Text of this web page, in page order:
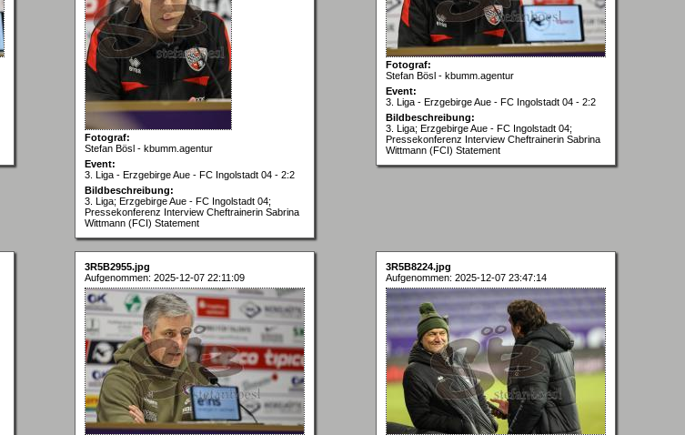
Fotograf:
Stefan Bösl - kbumm.agentur
Event:
3. Liga - Erzgebirge Aue - FC Ingolstadt 04 - 2:2
Bildbeschreibung:
3. Liga; Erzgebirge Aue - FC Ingolstadt 04;
Pressekonferenz Interview Cheftrainerin Sabrina
Wittmann (FCI) Statement
Fotograf:
Stefan Bösl - kbumm.agentur
Event:
3. Liga - Erzgebirge Aue - FC Ingolstadt 04 - 2:2
Bildbeschreibung:
3. Liga; Erzgebirge Aue - FC Ingolstadt 04;
Pressekonferenz Interview Cheftrainerin Sabrina
Wittmann (FCI) Statement
3R5B2955.jpg
Aufgenommen: 2025-12-07 22:11:09
3R5B8224.jpg
Aufgenommen: 2025-12-07 23:47:14